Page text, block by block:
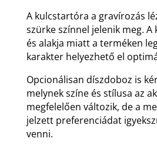
A kulcstartóra a gravírozás
szürke színnel jelenik meg.
és alakja miatt a terméken
karakter helyezhető el
Opcionálisan díszdoboz is
melynek színe és stílusa az
megfelelően változik, de a
jelzett preferenciádat
venni.